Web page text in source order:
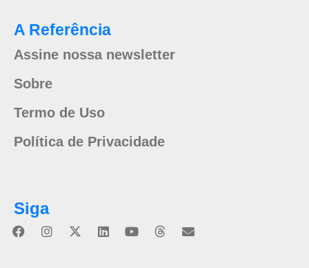
A Referência
Assine nossa newsletter
Sobre
Termo de Uso
Política de Privacidade
Siga